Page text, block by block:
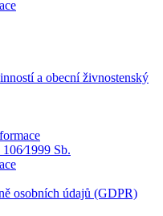
a obecní živnostenský
Sb.
osobních údajů (GDPR)